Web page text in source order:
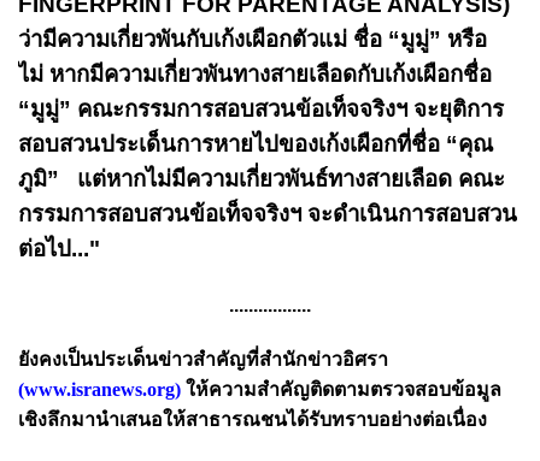
ว่ามีความเกี่ยวพันกับเก้งเผือกตัวแม่ ชื่อ “มูมู่” หรือ
ไม่ หากมีความเกี่ยวพันทางสายเลือดกับเก้งเผือกชื่อ
“มูมู่” คณะกรรมการสอบสวนข้อเท็จจริงฯ จะยุติการ
สอบสวนประเด็นการหายไปของเก้งเผือกที่ชื่อ “คุณ
ภูมิ” แต่หากไม่มีความเกี่ยวพันธ์ทางสายเลือด คณะ
กรรมการสอบสวนข้อเท็จจริงฯ จะดำเนินการสอบสวน
ต่อไป..."
.................
ยังคงเป็นประเด็นข่าวสำคัญที่สำนักข่าวอิศรา
(www.isranews.org) ให้ความสำคัญติดตามตรวจสอบข้อมูล
เชิงลึกมานำเสนอให้สาธารณชนได้รับทราบอย่างต่อเนื่อง